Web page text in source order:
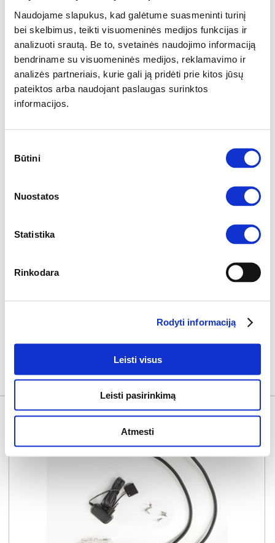
Naudojame slapukus, kad galėtume suasmeninti turinį
bei skelbimus, teikti visuomeninės medijos funkcijas ir
analizuoti srautą. Be to, svetainės naudojimo informaciją
bendriname su visuomeninės medijos, reklamavimo ir
analizės partneriais, kurie gali ją pridėti prie kitos jūsų
pateiktos arba naudojant paslaugas surinktos
informacijos.
pasirinkimas
Būtini
Nuostatos
Statistika
Rinkodara
Rodyti informaciją
Leisti visus
Leisti pasirinkimą
Atmesti
Miegamoji dalis:
SU ŠIA SISTEMA KOMPLEKTUOJAMA